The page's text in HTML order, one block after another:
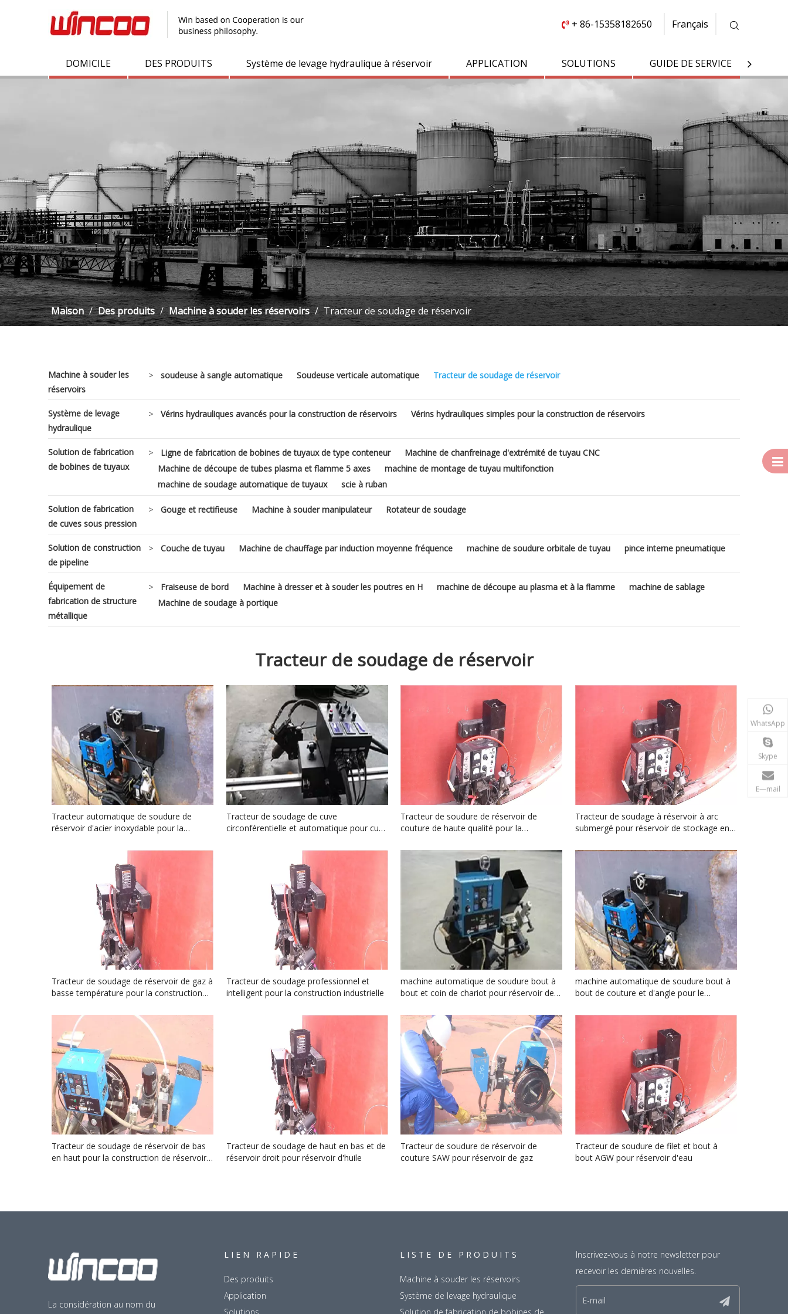
 + 86-15358182650 Français
DOMICILE DES PRODUITS Système de levage hydraulique à réservoir APPLICATION SOLUTIONS GUIDE DE SERVICE
Maison / Des produits / Machine à souder les réservoirs / Tracteur de soudage de réservoir
Machine à souder les
réservoirs
> soudeuse à sangle automatique Soudeuse verticale automatique Tracteur de soudage de réservoir
Système de levage
hydraulique
> Vérins hydrauliques avancés pour la construction de réservoirs Vérins hydrauliques simples pour la construction de réservoirs
Solution de fabrication
de bobines de tuyaux
> Ligne de fabrication de bobines de tuyaux de type conteneur
Machine de chanfreinage d'extrémité de tuyau CNC
Machine de découpe de tubes plasma et flamme 5 axes
machine de montage de tuyau multifonction
machine de soudage automatique de tuyaux
scie à ruban
Solution de fabrication
de cuves sous pression
> Gouge et rectifieuse Machine à souder manipulateur Rotateur de soudage
Solution de construction
de pipeline
> Couche de tuyau Machine de chauffage par induction moyenne fréquence machine de soudure orbitale de tuyau pince interne pneumatique
Équipement de
fabrication de structure
métallique
> Fraiseuse de bord Machine à dresser et à souder les poutres en H machine de découpe au plasma et à la flamme
machine de sablage
Machine de soudage à portique
Tracteur de soudage de réservoir
Tracteur automatique de soudure de
réservoir d'acier inoxydable pour la
Tracteur de soudage de cuve
circonférentielle et automatique pour cuve
Tracteur de soudure de réservoir de
couture de haute qualité pour la
Tracteur de soudage à réservoir à arc
submergé pour réservoir de stockage en
Tracteur de soudage de réservoir de gaz à
basse température pour la construction
Tracteur de soudage professionnel et
intelligent pour la construction industrielle
machine automatique de soudure bout à
bout et coin de chariot pour réservoir de
machine automatique de soudure bout à
bout de couture et d'angle pour le
Tracteur de soudage de réservoir de bas
en haut pour la construction de réservoirs
Tracteur de soudage de haut en bas et de
réservoir droit pour réservoir d'huile
Tracteur de soudure de réservoir de
couture SAW pour réservoir de gaz
Tracteur de soudure de filet et bout à
bout AGW pour réservoir d'eau
La considération au nom du
LIEN RAPIDE
Des produits
Application
LISTE DE PRODUITS
Machine à souder les réservoirs
Système de levage hydraulique
Inscrivez-vous à notre newsletter pour
recevoir les dernières nouvelles.
WhatsApp
Skype
E—mail